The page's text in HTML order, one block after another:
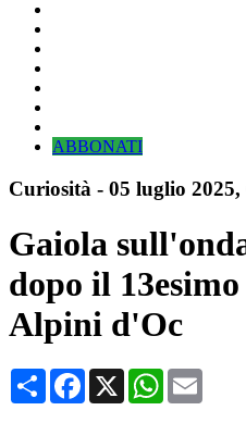
ABBONATI
Curiosità - 05 luglio 2025,
Gaiola
dopo il
Alpini d'Oc
CondividiFacebook
X WhatsApp